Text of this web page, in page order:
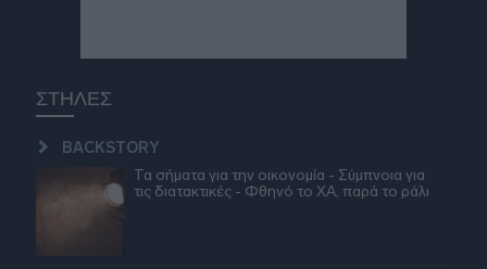
ΣΤΗΛΕΣ
BACKSTORY
Τα σήματα για την οικονομία - Σύμπνοια για
τις διατακτικές - Φθηνό το ΧΑ, παρά το ράλι